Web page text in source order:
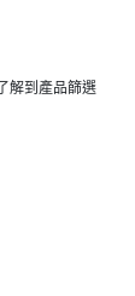
解到產品篩選